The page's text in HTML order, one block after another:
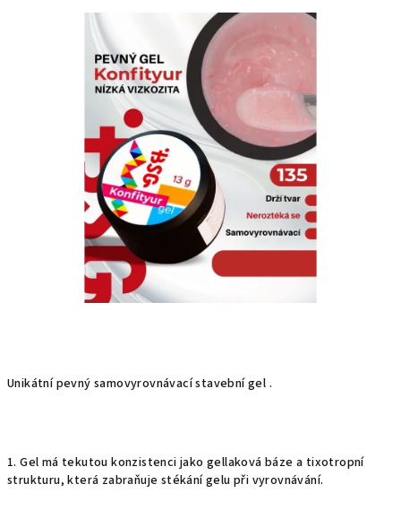
Unikátní pevný samovyrovnávací stavební gel .
1. Gel má tekutou konzistenci jako gellaková báze a tixotropní
strukturu, která zabraňuje stékání gelu při vyrovnávání.
produktu
je
0,0
z
hvězdiček.